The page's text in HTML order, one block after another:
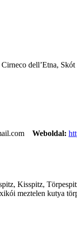
dell’Etna, Skót
Weboldal:
Kisspitz,
meztelen kutya